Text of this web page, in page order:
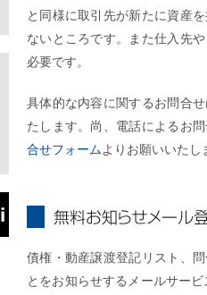
と同様に取引先が新たに資産
ないところです。また仕入先
必要です。
具体的な内容に関するお問合
たします。尚、電話によるお
合せフォームよりお願いいたし
債権・動産譲渡登記リスト、
とをお知らせするメールサー